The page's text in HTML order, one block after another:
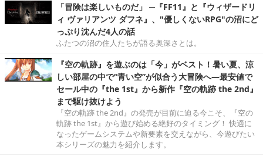
「冒険は楽しいものだ」 ─『FF11』と『ウィザードリ
ィ ヴァリアンツ ダフネ』、"優しくないRPG"の沼にど
っぷり沈んだ4人の話
ふたつの沼の住人たちが語る奥深さとは。
『空の軌跡』を遊ぶのは「今」がベスト！暑い夏、涼
しい部屋の中で“青い空”が似合う大冒険へ―最安値で
セール中の『the 1st』から新作『空の軌跡 the 2nd』
まで駆け抜けよう
『空の軌跡 the 2nd』の発売が目前に迫る今こそ、『空の
軌跡 the 1st』から遊び始める絶好のタイミング！ 快適に
なったゲームシステムや新要素を交えながら、今遊びたい
本シリーズの魅力を紹介します。